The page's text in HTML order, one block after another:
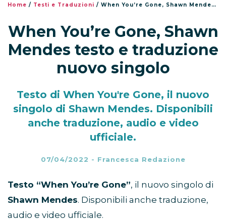
Home / Testi e Traduzioni / When You’re Gone, Shawn Mendes testo e traduzione nuovo singolo
When You’re Gone, Shawn
Mendes testo e traduzione
nuovo singolo
Testo di When You're Gone, il nuovo
singolo di Shawn Mendes. Disponibili
anche traduzione, audio e video
ufficiale.
07/04/2022 - Francesca Redazione
Testo “When You’re Gone”, il nuovo singolo di
Shawn Mendes. Disponibili anche traduzione,
audio e video ufficiale.